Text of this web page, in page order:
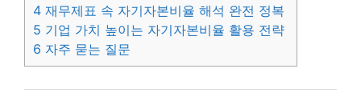
4 재무제표 속 자기자본비율 해석 완전 정복
5 기업 가치 높이는 자기자본비율 활용 전략
6 자주 묻는 질문